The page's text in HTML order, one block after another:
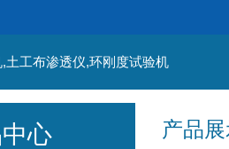
土工布渗透仪,环刚度试验机
产品
心